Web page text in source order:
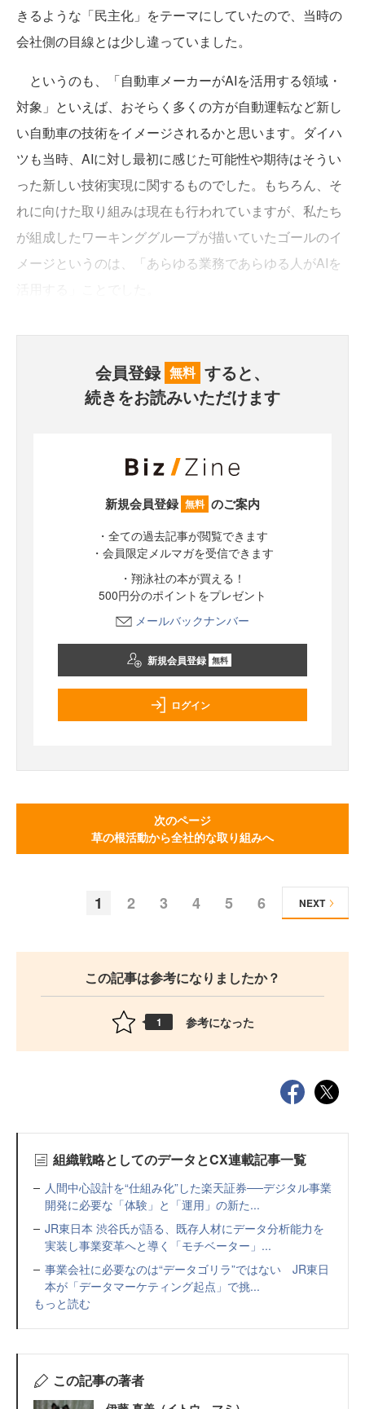
きるような「民主化」をテーマにしていたので、当時の
会社側の目線とは少し違っていました。
というのも、「自動車メーカーがAIを活用する領域・
対象」といえば、おそらく多くの方が自動運転など新し
い自動車の技術をイメージされるかと思います。ダイハ
ツも当時、AIに対し最初に感じた可能性や期待はそうい
った新しい技術実現に関するものでした。もちろん、そ
れに向けた取り組みは現在も行われていますが、私たち
が組成したワーキンググループが描いていたゴールのイ
メージというのは、「あらゆる業務であらゆる人がAIを
会員登録 無料 すると、
続きをお読みいただけます
新規会員登録 無料 のご案内
・全ての過去記事が閲覧できます
・会員限定メルマガを受信できます
・翔泳社の本が買える！
500円分のポイントをプレゼント
メールバックナンバー
新規会員登録 無料
ログイン
次のページ
草の根活動から全社的な取り組みへ
1 2 3 4 5 6 NEXT
この記事は参考になりましたか？
1 参考になった
組織戦略としてのデータとCX連載記事一覧
人間中心設計を“仕組み化”した楽天証券──デジタル事業
開発に必要な「体験」と「運用」の新た...
JR東日本 渋谷氏が語る、既存人材にデータ分析能力を
実装し事業変革へと導く「モチベーター」...
事業会社に必要なのは“データゴリラ”ではない JR東日
本が「データマーケティング起点」で挑...
もっと読む
この記事の著者